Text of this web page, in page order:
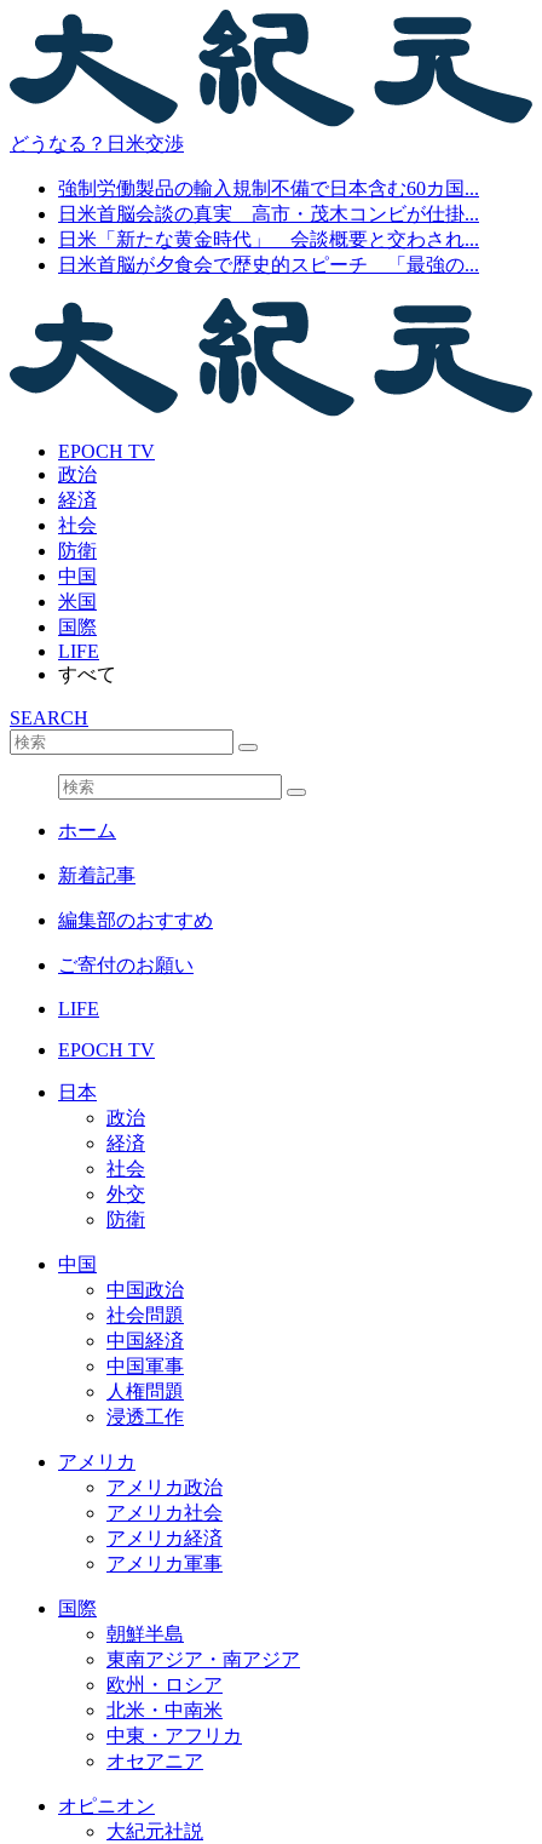
どうなる？日米交渉
強制労働製品の輸入規制不備で日本含む60カ国...
日米首脳会談の真実 高市・茂木コンビが仕掛...
日米「新たな黄金時代」 会談概要と交わされ...
日米首脳が夕食会で歴史的スピーチ 「最強の...
EPOCH TV
政治
経済
社会
防衛
中国
米国
国際
LIFE
すべて
SEARCH
ホーム
新着記事
編集部のおすすめ
ご寄付のお願い
LIFE
EPOCH TV
日本
政治
経済
社会
外交
防衛
中国
中国政治
社会問題
中国経済
中国軍事
人権問題
浸透工作
アメリカ
アメリカ政治
アメリカ社会
アメリカ経済
アメリカ軍事
国際
朝鮮半島
東南アジア・南アジア
欧州・ロシア
北米・中南米
中東・アフリカ
オセアニア
オピニオン
大紀元社説